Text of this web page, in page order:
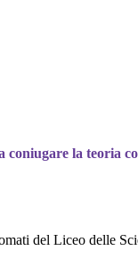
coniugare la teoria
del Liceo delle